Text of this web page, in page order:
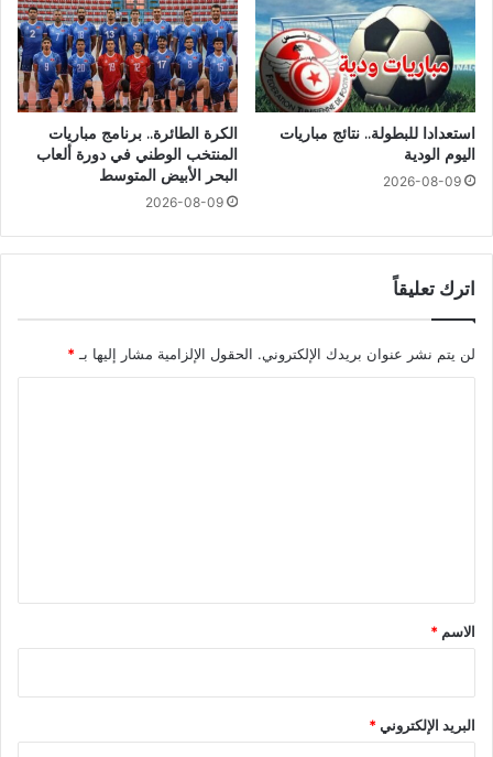
استعدادا للبطولة.. نتائج مباريات
اليوم الودية
2026-08-09
الكرة الطائرة.. برنامج مباريات
المنتخب الوطني في دورة ألعاب
البحر الأبيض المتوسط
2026-08-09
اترك تعليقاً
لن يتم نشر عنوان بريدك الإلكتروني. الحقول الإلزامية مشار إليها بـ *
*
الاسم *
البريد الإلكتروني*